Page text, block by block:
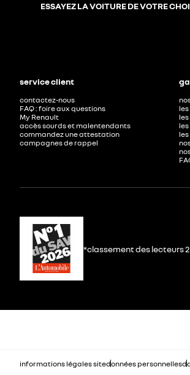
ESSAYEZ LA VOITURE DE VOTRE
service client
contactez-nous
FAQ : foire aux questions
My Renault
accès sourds et malentendants
commandez une attestation
campagnes de rappel
*classement des lecteurs
informations légales sitedonnées personnelles